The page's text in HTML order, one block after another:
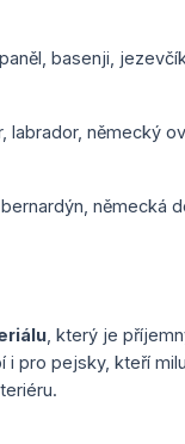
basenji,
labrador, německý
německá
, který je
i pro pejsky, kteří